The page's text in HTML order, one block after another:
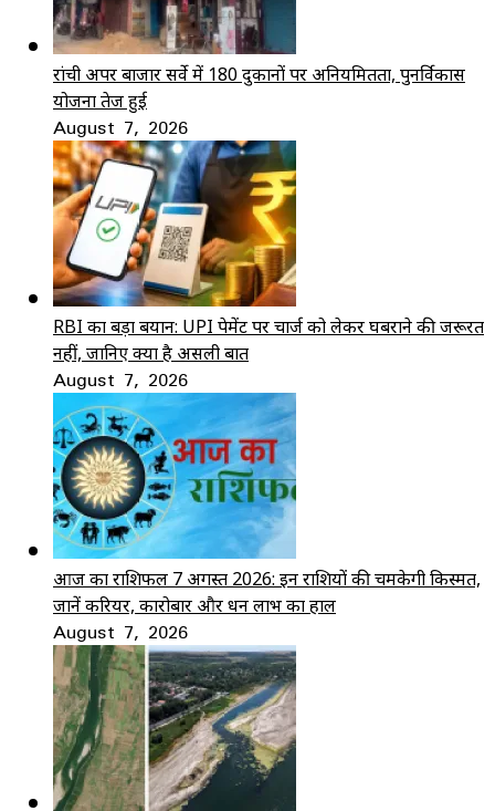
रांची अपर बाजार सर्वे में 180 दुकानों पर अनियमितता, पुनर्विकास
योजना तेज हुई
August 7, 2026
RBI का बड़ा बयान: UPI पेमेंट पर चार्ज को लेकर घबराने की जरूरत
नहीं, जानिए क्या है असली बात
August 7, 2026
आज का राशिफल 7 अगस्त 2026: इन राशियों की चमकेगी किस्मत,
जानें करियर, कारोबार और धन लाभ का हाल
August 7, 2026